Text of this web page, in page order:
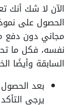
الآن لا شك أنك
الحصول على
مجاني دون دفع
نفسه، فكل ما
السابقة وأيضًا
بعد
يرجى